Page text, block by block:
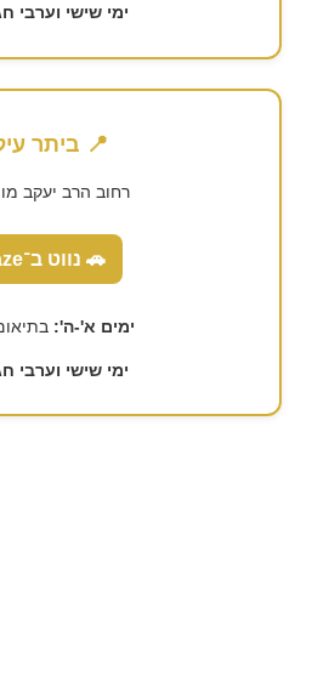
ימי שישי וערבי
📍 ביתר
רחוב הרב יעקב
🚗 נווט ב־Waze
ימים א'-ה':
ימי שישי וערבי